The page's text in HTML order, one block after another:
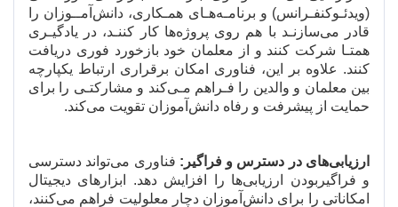
(ویدئـوکنفـرانس) و برنامـههـای همـکاری، دانش آمــوزان را
قادر میسازنـد با هم روی پروژهها کار کننـد، در یادگیـری
همتـا شرکت کنند و از معلمان خود بازخورد فوری دریافت
کنند. علاوه بر این، فناوری امکان برقراری ارتباط یکپارچه
بین معلمان و والدین را فـراهم مـیکند و مشارکتـی را برای
حمایت از پیشرفت و رفاه دانش آموزان تقویت میکند.
ارزیابیهای در دسترس و فراگیر: فناوری میتواند دسترسی
و فراگیربودن ارزیابیها را افزایش دهد. ابزارهای دیجیتال
امکاناتی را برای دانش آموزان دچار معلولیت فراهم میکنند،